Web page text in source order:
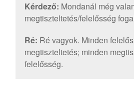
Kérdező: Mondanál még
megtiszteltetés/felelősség
Ré: Ré vagyok. Minden
megtiszteltetés; minden
felelősség.